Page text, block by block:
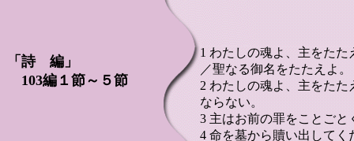
1 わたしの魂よ、主をた
／聖なる御名をたたえよ。
2 わたしの魂よ、主をた
ならない。
3 主はお前の罪をことご
4 命を墓から贖い出して
「詩 編」
103編１節～５節